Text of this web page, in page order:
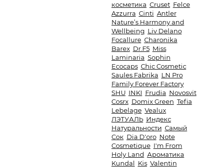
косметика Cruset Felce
Azzurra Cinti Antler
Nature’s Harmony and
Wellbeing Liv Delano
Focallure Charonika
Barex Dr.F5 Miss
Laminaria Sophin
Ecocaps Chic Cosmetic
Saules Fabrika LN Pro
Family Forever Factory
SHU INKI Frudia Novosvit
Cosrx Domix Green Tefia
Lebelage Vealux
ЛЭТУАЛЬ Индекс
Натуральности Самый
Сок Dia D'oro Note
Cosmetique I'm From
Holy Land Ароматика
Kundal Kis Valentin